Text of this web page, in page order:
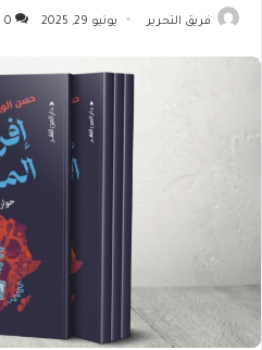
فريق التحرير يونيو 29, 2025 0